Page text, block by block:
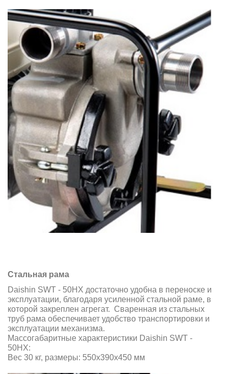
Стальная рама
Daishin SWT - 50HX достаточно удобна в переноске и
эксплуатации, благодаря усиленной стальной раме, в
которой закреплен агрегат. Сваренная из стальных
труб рама обеспечивает удобство транспортировки и
эксплуатации механизма.
Массогабаритные характеристики Daishin SWT -
50HX:
Вес 30 кг, размеры: 550x390x450 мм